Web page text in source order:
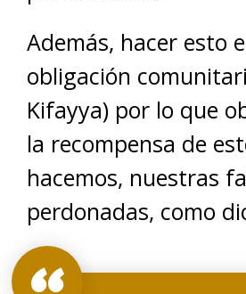
Además, hacer esto
obligación
Kifayya) por lo que
la recompensa de
hacemos, nuestras
perdonadas, como